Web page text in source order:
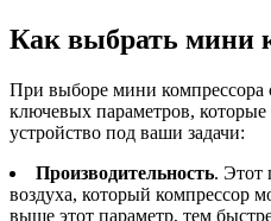
Как выбрать мини
При выборе мини компрессора
ключевых параметров,
устройство под ваши задачи:
Производительность. Этот
воздуха, который компрессор
выше этот параметр, тем